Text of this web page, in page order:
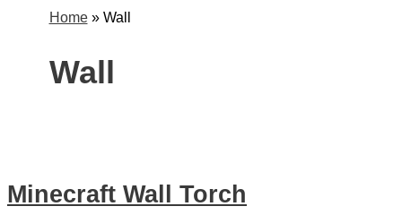
Home» Wall
Wall
Minecraft Wall Torch